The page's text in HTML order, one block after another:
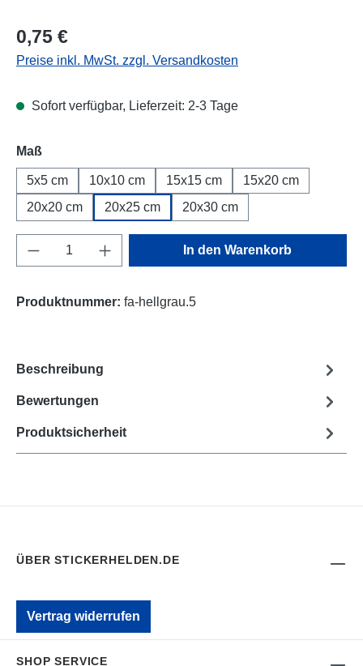
Regulärer Preis:
0,75 €
Preise inkl. MwSt. zzgl. Versandkosten
Sofort verfügbar, Lieferzeit: 2-3 Tage
Maß
5x5 cm 10x10 cm 15x15 cm
15x20 cm
20x20 cm
20x25 cm 20x30 cm
Produkt Anzahl: Gib den gewünschten
In den Warenkorb
Produktnummer: fa-hellgrau.5
Beschreibung
Bewertungen
Produktsicherheit
ÜBER STICKERHELDEN.DE
Vertrag widerrufen
SHOP SERVICE